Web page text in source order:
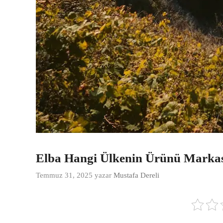
Elba Hangi Ülkenin Ürünü
Temmuz 31, 2025 yazar Mustafa Dereli